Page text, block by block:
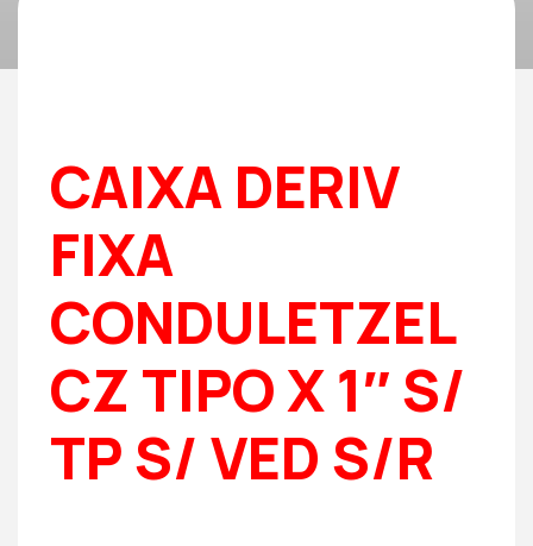
CAIXA DERIV
FIXA
CONDULETZEL
CZ TIPO X 1″ S/
TP S/ VED S/R